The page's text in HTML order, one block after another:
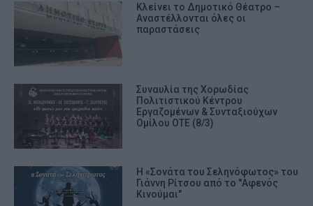
Κλείνει το Δημοτικό Θέατρο –
Αναστέλλονται όλες οι
παραστάσεις
Συναυλία της Χορωδίας
Πολιτιστικού Κέντρου
Εργαζομένων & Συνταξιούχων
Ομίλου ΟΤΕ (8/3)
Η «Σονάτα του Σεληνόφωτος» του
Γιάννη Ρίτσου από το "Αφενός
Κινούμαι"